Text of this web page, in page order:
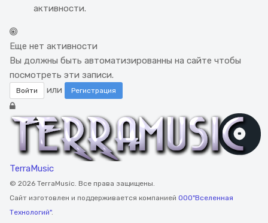
активности.
Еще нет активности
Вы должны быть автоматизированны на сайте чтобы
посмотреть эти записи.
Войти или Регистрация
TerraMusic
© 2026 TerraMusic. Все права защищены.
Сайт изготовлен и поддерживается компанией ООО"Вселенная
Технологий".